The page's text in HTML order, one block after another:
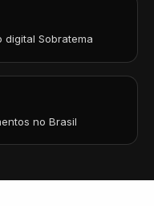
Sobratema
no Brasil